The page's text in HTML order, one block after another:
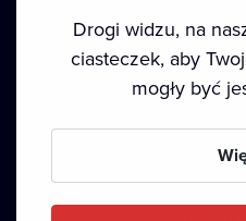
Prawa
Drogi widzu, na
ciasteczek, aby
mogły być